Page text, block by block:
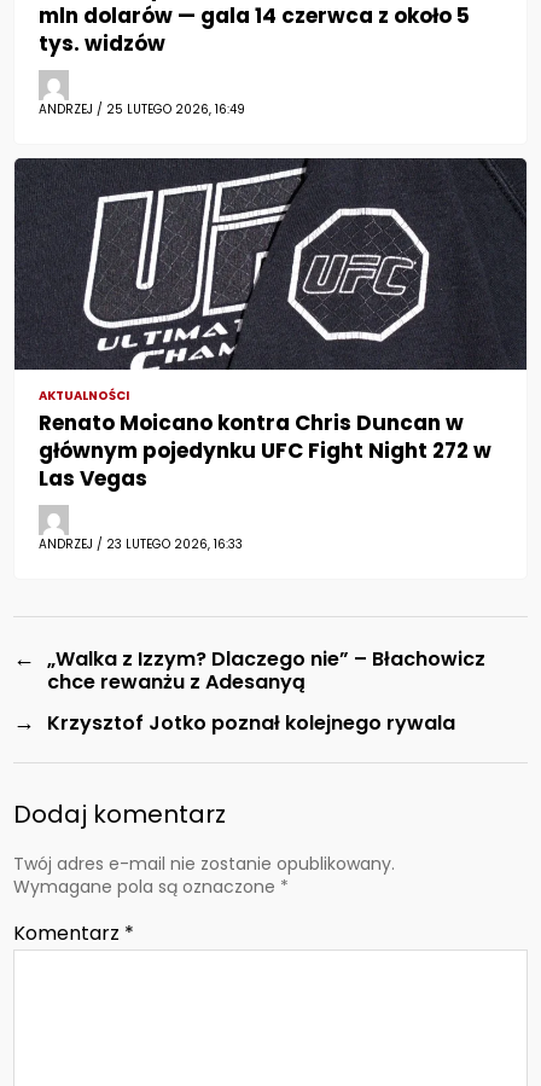
mln dolarów — gala 14 czerwca z około 5
tys. widzów
ANDRZEJ / 25 LUTEGO 2026, 16:49
AKTUALNOŚCI
Renato Moicano kontra Chris Duncan w
głównym pojedynku UFC Fight Night 272 w
Las Vegas
ANDRZEJ / 23 LUTEGO 2026, 16:33
← „Walka z Izzym? Dlaczego nie” – Błachowicz
chce rewanżu z Adesanyą
→ Krzysztof Jotko poznał kolejnego rywala
Dodaj komentarz
Twój adres e-mail nie zostanie opublikowany.
Wymagane pola są oznaczone *
Komentarz *